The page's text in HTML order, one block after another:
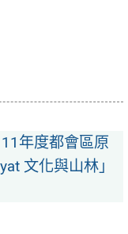
年度都會區原
文化與山林」